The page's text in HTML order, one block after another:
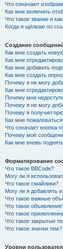
Что означают
Как мне включить
Что такое звание и
Когда я щёлкаю по
Создание
Как мне создать
Как мне
Как мне добавить
Как мне создать
Почему я не могу
Как мне
Почему мне
Почему я не могу
Почему я получил
Как мне
Что означает кнопка
Почему моё
Как мне вновь
Форматирование
Что такое BBCode?
Могу ли я
Что такое смайлики?
Могу ли я добавлять
Что такое важные
Что такое
Что такое
Что такое закрытые
Что такое значки тем?
Уровни